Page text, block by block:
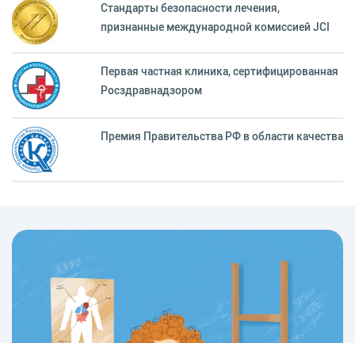
Стандарты безопасности лечения,
признанные международной комиссией JCI
Первая частная клиника, сертифицированная
Росздравнадзором
Премия Правительства РФ в области качества